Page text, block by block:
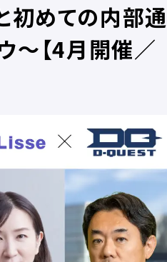
初めての内部通
〜【4月開催／